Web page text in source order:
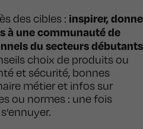
des cibles : inspirer,
à une communauté de
du secteurs débutants
choix de produits ou
et sécurité, bonnes
métier et infos sur
ou normes : une fois